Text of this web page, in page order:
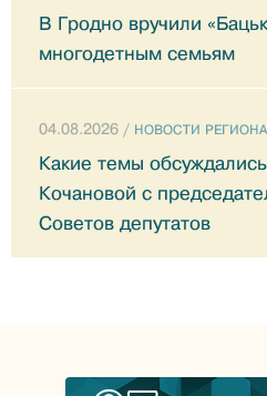
В Гродно вручили
многодетным семьям
04.08.2026 / НОВОСТИ РЕГИОНА
Какие темы
Кочановой с
Советов депутатов